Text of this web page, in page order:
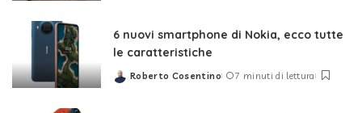
6 nuovi smartphone di Nokia, ecco tutte
le caratteristiche
Posted
Roberto Cosentino 7 minuti di lettura